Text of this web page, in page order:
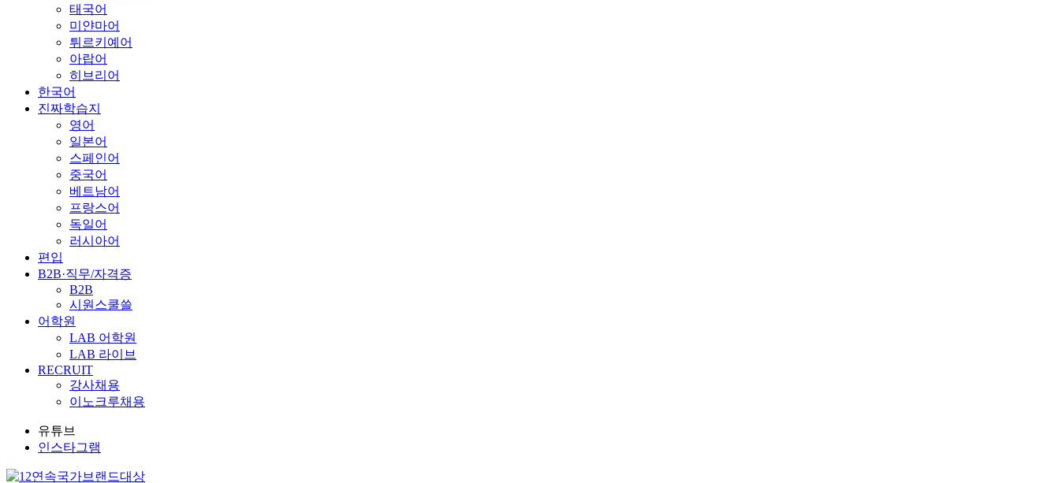
태국어
미얀마어
튀르키예어
아랍어
히브리어
한국어
진짜학습지
영어
일본어
스페인어
중국어
베트남어
프랑스어
독일어
러시아어
편입
B2B·직무/자격증
B2B
시원스쿨쓸
어학원
LAB 어학원
LAB 라이브
RECRUIT
강사채용
이노크루채용
유튜브
인스타그램